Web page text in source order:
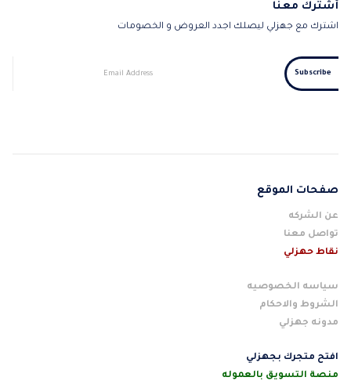
أشترك معنا
اشترك مع جهزلي ليصلك اجدد العروض و الخصومات
صفحات الموقع
عن الشركه
تواصل معنا
نقاط حهزلي
سياسه الخصوصيه
الشروط والاحكام
مدونه جهزلي
افتح متجرك بجهزلي
منصة التسويق بالعموله